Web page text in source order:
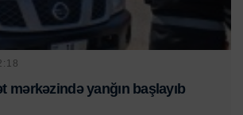
mərkəzində yanğın başlayıb